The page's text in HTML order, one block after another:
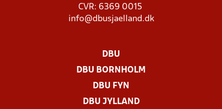
CVR: 6369 0015
info@dbusjaelland.dk
DBU
DBU BORNHOLM
DBU FYN
DBU JYLLAND